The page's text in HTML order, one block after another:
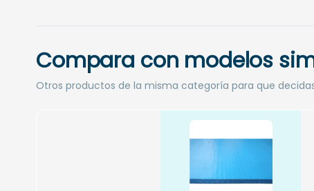
Compara con modelos
Otros productos de la misma categoría para que